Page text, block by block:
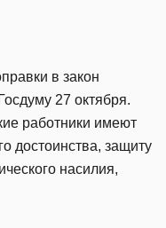
в закон
27 октября.
работники имеют
достоинства, защиту
насилия,